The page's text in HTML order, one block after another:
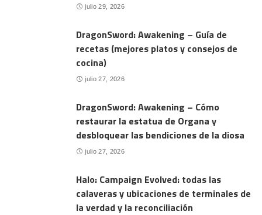
julio 29, 2026
DragonSword: Awakening – Guía de
recetas (mejores platos y consejos de
cocina)
julio 27, 2026
DragonSword: Awakening – Cómo
restaurar la estatua de Organa y
desbloquear las bendiciones de la diosa
julio 27, 2026
Halo: Campaign Evolved: todas las
calaveras y ubicaciones de terminales de
la verdad y la reconciliación